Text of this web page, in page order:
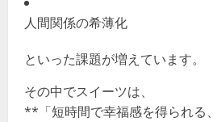
人間関係の希薄化
といった課題が増えています。
その中でスイーツは、
**「短時間で幸福感を得られる